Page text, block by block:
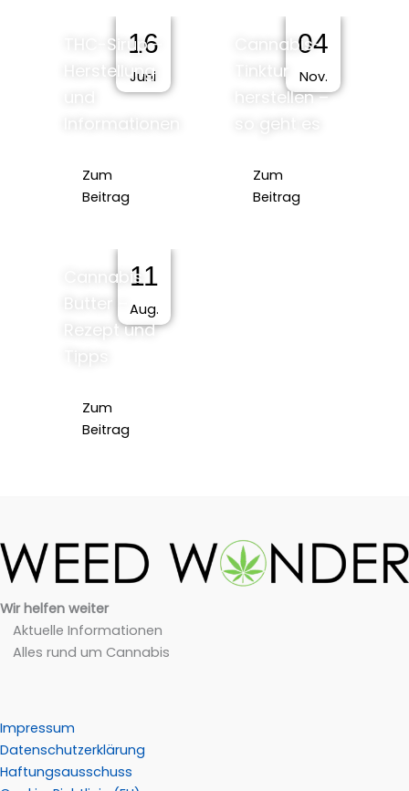
16
Juni
THC-Sirup –
Herstellung
Zum
Beitrag
04
Nov.
Cannabis-
Tinktur
herstellen –
so geht es
Zum
Beitrag
11
Aug.
Cannabis
Rezept und
Zum
Beitrag
Wir helfen weiter
Aktuelle Informationen
Alles rund um Cannabis
Impressum
Datenschutzerklärung
Haftungsausschuss